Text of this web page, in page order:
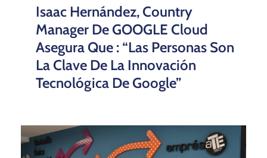
Isaac Hernández, Country
Manager De GOOGLE Cloud
Asegura Que : “Las Personas Son
La Clave De La Innovación
Tecnológica De Google”